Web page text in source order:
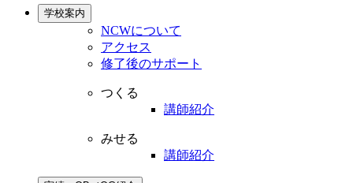
学校案内
NCWについて
アクセス
修了後のサポート
つくる
講師紹介
みせる
講師紹介